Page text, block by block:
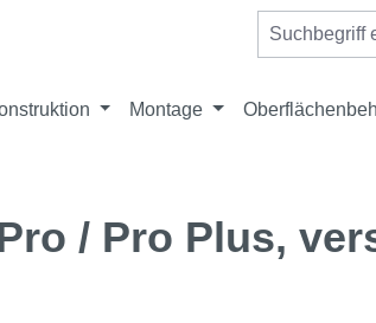
Montage
/ Pro Plus,